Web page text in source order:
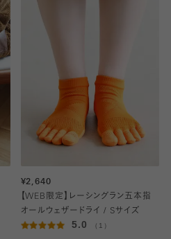
¥2,640
【WEB限定】レーシングラン五本指
オールウェザードライ / Sサイズ
5.0 （1）